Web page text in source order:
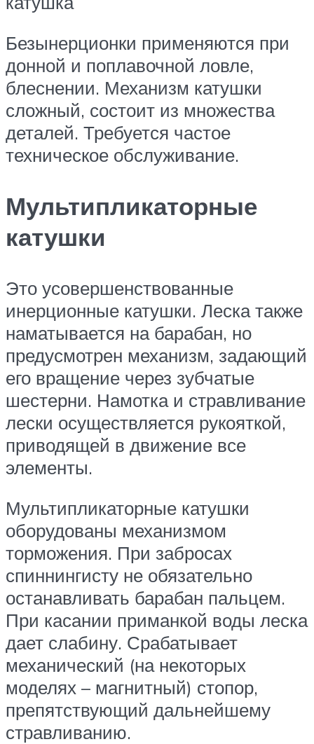
Безынерционки применяются при
донной и поплавочной ловле,
блеснении. Механизм катушки
сложный, состоит из множества
деталей. Требуется частое
техническое обслуживание.
Мультипликаторные
катушки
Это усовершенствованные
инерционные катушки. Леска также
наматывается на барабан, но
предусмотрен механизм, задающий
его вращение через зубчатые
шестерни. Намотка и стравливание
лески осуществляется рукояткой,
приводящей в движение все
элементы.
Мультипликаторные катушки
оборудованы механизмом
торможения. При забросах
спиннингисту не обязательно
останавливать барабан пальцем.
При касании приманкой воды леска
дает слабину. Срабатывает
механический (на некоторых
моделях – магнитный) стопор,
препятствующий дальнейшему
стравливанию.